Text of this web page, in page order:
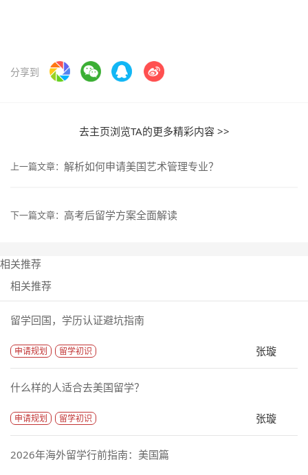
分享到
去主页浏览TA的更多精彩内容 >>
上一篇文章： 解析如何申请美国艺术管理专业？
下一篇文章： 高考后留学方案全面解读
相关推荐
相关推荐
留学回国，学历认证避坑指南
申请规划 留学初识 张璇
什么样的人适合去美国留学？
申请规划 留学初识 张璇
2026年海外留学行前指南：美国篇